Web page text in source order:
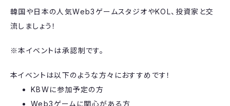
韓国や日本の人気Web3ゲームスタジオやKOL、投資家と交
流しましょう！
※本イベントは承認制です。
本イベントは以下のような方々におすすめです！
KBWに参加予定の方
Web3ゲームに関心がある方